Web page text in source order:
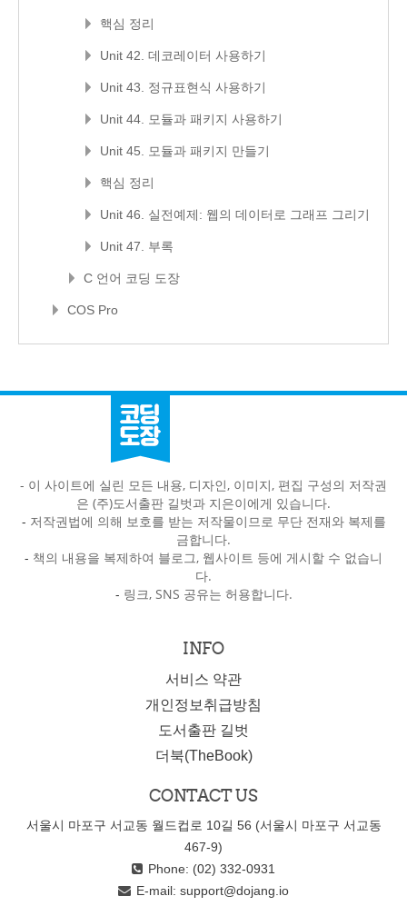
핵심 정리
Unit 42. 데코레이터 사용하기
Unit 43. 정규표현식 사용하기
Unit 44. 모듈과 패키지 사용하기
Unit 45. 모듈과 패키지 만들기
핵심 정리
Unit 46. 실전예제: 웹의 데이터로 그래프 그리기
Unit 47. 부록
C 언어 코딩 도장
COS Pro
- 이 사이트에 실린 모든 내용, 디자인, 이미지, 편집 구성의 저작권
은 (주)도서출판 길벗과 지은이에게 있습니다.
- 저작권법에 의해 보호를 받는 저작물이므로 무단 전재와 복제를
금합니다.
- 책의 내용을 복제하여 블로그, 웹사이트 등에 게시할 수 없습니
다.
- 링크, SNS 공유는 허용합니다.
INFO
서비스 약관
개인정보취급방침
도서출판 길벗
더북(TheBook)
CONTACT US
서울시 마포구 서교동 월드컵로 10길 56 (서울시 마포구 서교동
467-9)
Phone: (02) 332-0931
E-mail: support@dojang.io